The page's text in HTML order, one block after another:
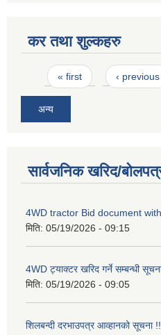
कर तथा शुल्कहरु
Pages
« first ‹ previous
अन्य
सार्वजनिक खरिद/
4WD tractor Bid document
मिति: 05/19/2026 - 09:15
4WD ट्याक्टर खरिद गर्ने सम्बन्धी
मिति: 05/19/2026 - 09:05
शिलबन्दी दरभाउपत्र आव्हानको सूचना !!